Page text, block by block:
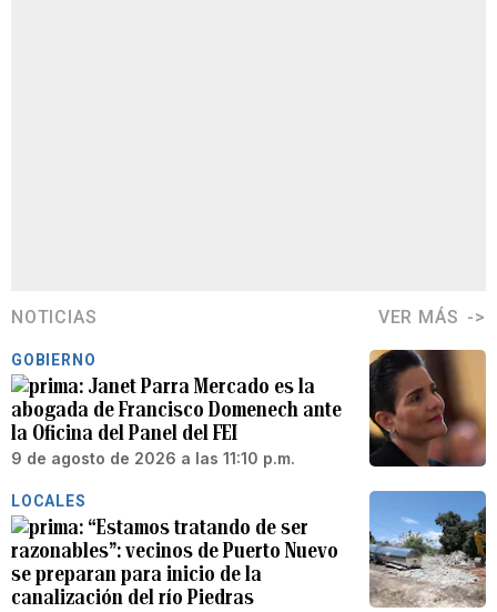
NOTICIAS VER MÁS
GOBIERNO
Janet Parra Mercado es la
abogada de Francisco Domenech ante
la Oficina del Panel del FEI
9 de agosto de 2026 a las 11:10 p.m.
LOCALES
“Estamos tratando de ser
razonables”: vecinos de Puerto Nuevo
se preparan para inicio de la
canalización del río Piedras